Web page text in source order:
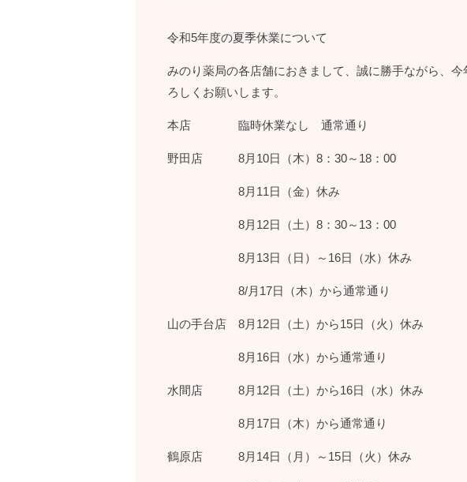
令和5年度の夏季休業について
みのり薬局の各店舗におきまして、誠に勝手ながら、
ろしくお願いします。
本店 臨時休業なし 通常通り
野田店 8月10日（木）8：30～18：00
8月11日（金）休み
8月12日（土）8：30～13：00
8月13日（日）～16日（水）休み
8/月17日（木）から通常通り
山の手台店 8月12日（土）から15日（火）休み
8月16日（水）から通常通り
水間店 8月12日（土）から16日（水）休み
8月17日（木）から通常通り
鶴原店 8月14日（月）～15日（火）休み